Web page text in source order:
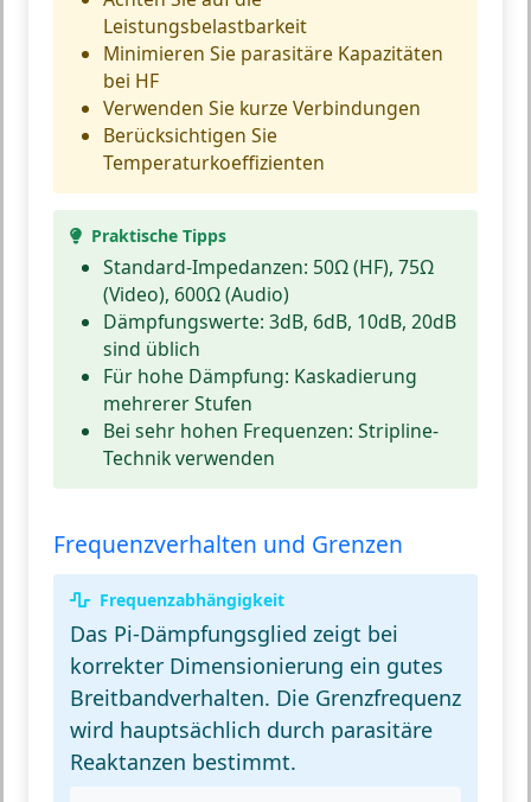
Leistungsbelastbarkeit
Minimieren Sie parasitäre Kapazitäten
bei HF
Verwenden Sie kurze Verbindungen
Berücksichtigen Sie
Temperaturkoeffizienten
Praktische Tipps
Standard-Impedanzen: 50Ω (HF), 75Ω
(Video), 600Ω (Audio)
Dämpfungswerte: 3dB, 6dB, 10dB, 20dB
sind üblich
Für hohe Dämpfung: Kaskadierung
mehrerer Stufen
Bei sehr hohen Frequenzen: Stripline-
Technik verwenden
Frequenzverhalten und Grenzen
Frequenzabhängigkeit
Das Pi-Dämpfungsglied zeigt bei
korrekter Dimensionierung ein gutes
Breitbandverhalten. Die Grenzfrequenz
wird hauptsächlich durch parasitäre
Reaktanzen bestimmt.